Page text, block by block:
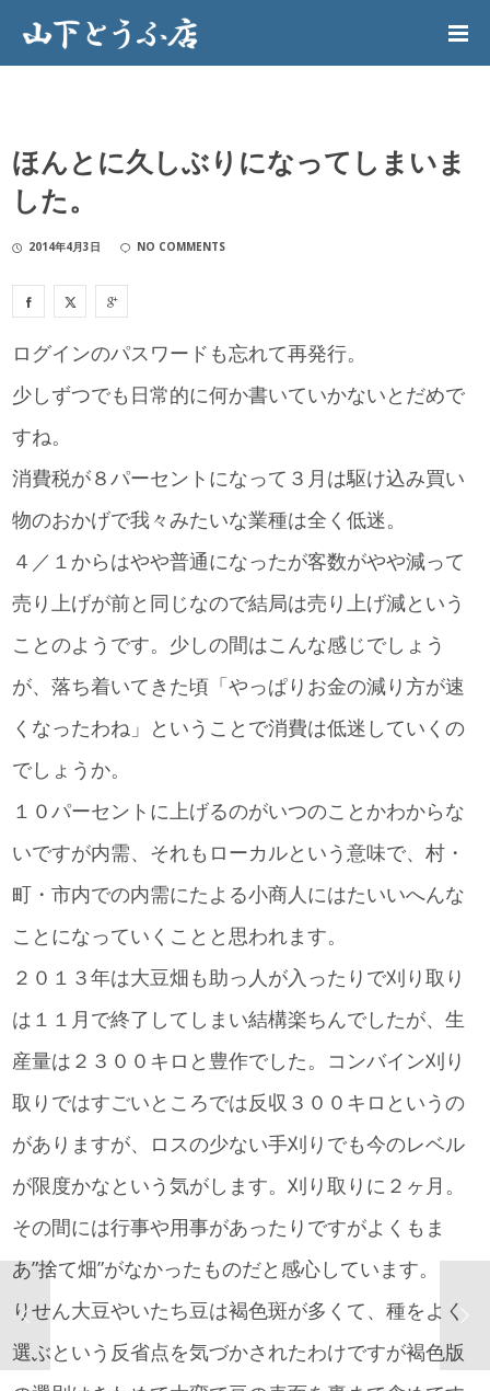
ほんとに久しぶりになってしまいま
した。
2014年4月3日 NO COMMENTS
ログインのパスワードも忘れて再発行。
少しずつでも日常的に何か書いていかないとだめで
すね。
消費税が８パーセントになって３月は駆け込み買い
物のおかげで我々みたいな業種は全く低迷。
４／１からはやや普通になったが客数がやや減って
売り上げが前と同じなので結局は売り上げ減という
ことのようです。少しの間はこんな感じでしょう
が、落ち着いてきた頃「やっぱりお金の減り方が速
くなったわね」ということで消費は低迷していくの
でしょうか。
１０パーセントに上げるのがいつのことかわからな
いですが内需、それもローカルという意味で、村・
町・市内での内需にたよる小商人にはたいいへんな
ことになっていくことと思われます。
２０１３年は大豆畑も助っ人が入ったりで刈り取り
は１１月で終了してしまい結構楽ちんでしたが、生
産量は２３００キロと豊作でした。コンバイン刈り
取りではすごいところでは反収３００キロというの
がありますが、ロスの少ない手刈りでも今のレベル
が限度かなという気がします。刈り取りに２ヶ月。
その間には行事や用事があったりですがよくもま
あ”捨て畑”がなかったものだと感心しています。
りせん大豆やいたち豆は褐色斑が多くて、種をよく
選ぶという反省点を気づかされたわけですが褐色版